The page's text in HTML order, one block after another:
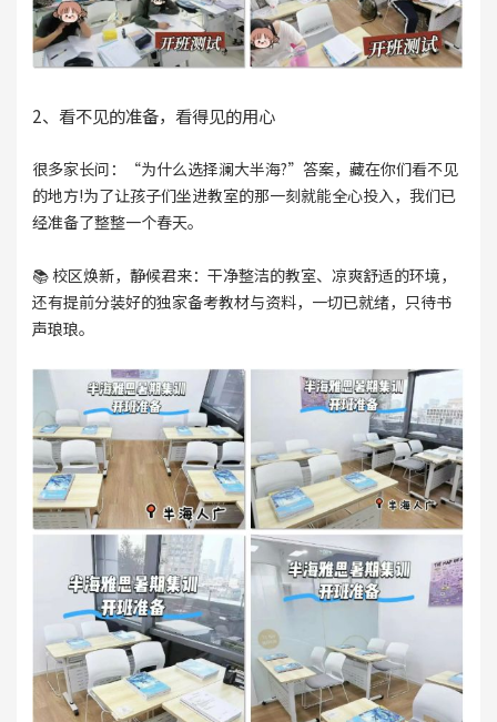
2、看不见的准备，看得见的用心
很多家长问：“为什么选择澜大半海?”答案，藏在你们看不见
的地方!为了让孩子们坐进教室的那一刻就能全心投入，我们已
经准备了整整一个春天。
📚 校区焕新，静候君来：干净整洁的教室、凉爽舒适的环境，
还有提前分装好的独家备考教材与资料，一切已就绪，只待书
声琅琅。